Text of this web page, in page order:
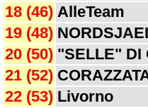
18 (46) AlleTeam
19 (48)
20 (50) "SELLE" DI
21 (52)
22 (53) Livorno